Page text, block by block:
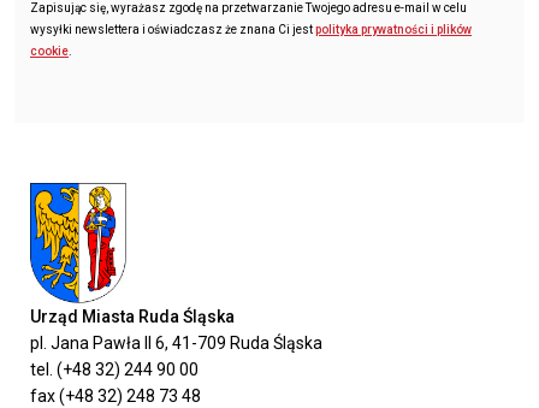
Zapisując się, wyrażasz zgodę na przetwarzanie Twojego adresu e-mail w celu
wysyłki newslettera i oświadczasz że znana Ci jestpolityka prywatności i plików
cookie.
Urząd Miasta Ruda Śląska
pl. Jana Pawła II 6, 41-709 Ruda Śląska
tel. (+48 32) 244 90 00
fax (+48 32) 248 73 48